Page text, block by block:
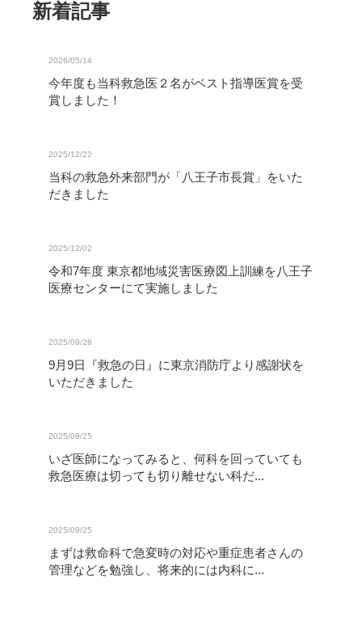
新着記事
2026/05/14
今年度も当科救急医２名がベスト指導医賞を受
賞しました！
2025/12/22
当科の救急外来部門が「八王子市長賞」をいた
だきました
2025/12/02
令和7年度 東京都地域災害医療図上訓練を八王子
医療センターにて実施しました
2025/09/26
9月9日『救急の日』に東京消防庁より感謝状を
いただきました
2025/09/25
いざ医師になってみると、何科を回っていても
救急医療は切っても切り離せない科だ...
2025/09/25
まずは救命科で急変時の対応や重症患者さんの
管理などを勉強し、将来的には内科に...